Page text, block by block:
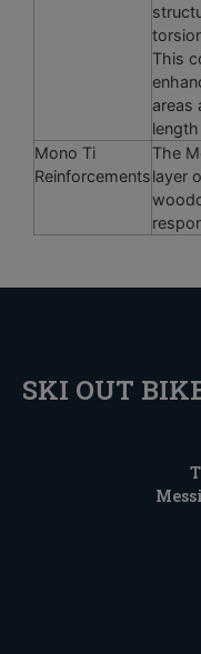
This
areas
Mono Ti
Reinforcements
The
layer
SKI OUT